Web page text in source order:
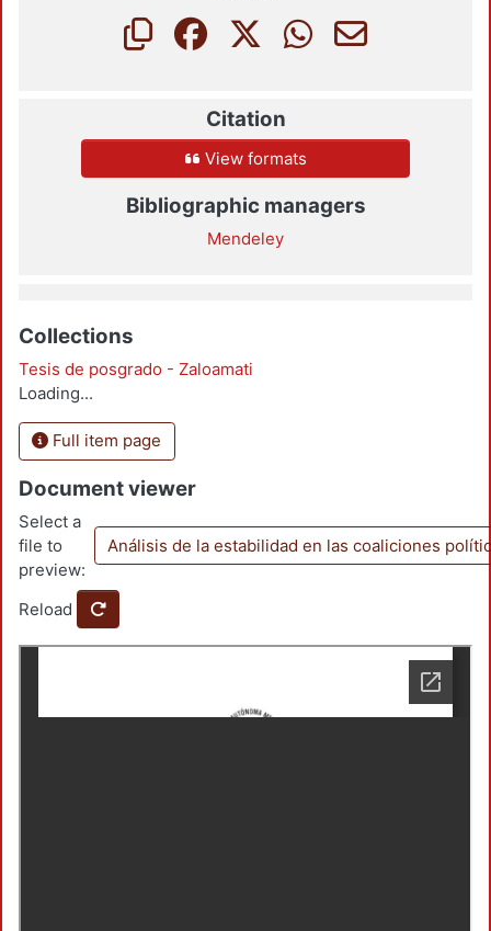
Citation
View formats
Bibliographic managers
Mendeley
Collections
Tesis de posgrado - Zaloamati
Loading...
Full item page
Document viewer
Select a
file to
preview:
Análisis de la estabilidad en las coaliciones
Reload